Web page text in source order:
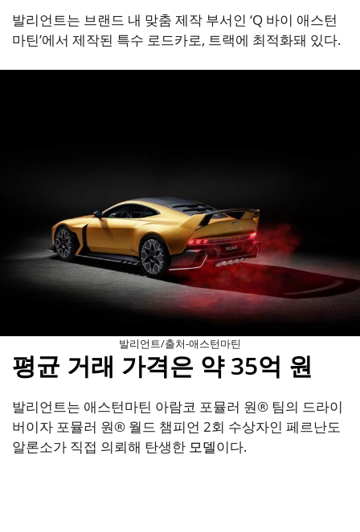
발리언트는 브랜드 내 맞춤 제작 부서인 ‘Q 바이 애스턴
마틴’에서 제작된 특수 로드카로, 트랙에 최적화돼 있다.
발리언트/출처-애스턴마틴
평균 거래 가격은 약 35억 원
발리언트는 애스턴마틴 아람코 포뮬러 원® 팀의 드라이
버이자 포뮬러 원® 월드 챔피언 2회 수상자인 페르난도
알론소가 직접 의뢰해 탄생한 모델이다.